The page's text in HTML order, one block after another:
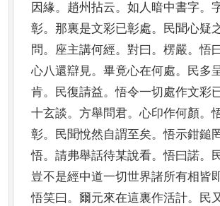
因緣。 趙州拈云。如 人暗中書字。
彰。那裏是文彩已彰處。
民聞心疑
問。 座主講何經。對曰 。楞嚴。悟
心八還辯見。畢竟心在何處。
民多
肯。 民復請益。悟令一切處作文彩
十玄談。方舉問君。心印作何顏。
彰。 民聞悅然自謂至矣。悟示鉗鎚
悟。請弗舉話待某說看。悟曰諾。
豈不是經中道一切世界諸所有相皆
悟笑曰 。爾元來在這裏作活計。
民